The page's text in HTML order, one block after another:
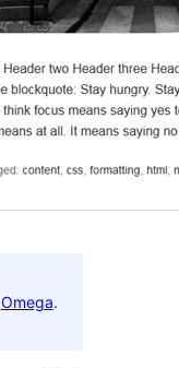
Omega.